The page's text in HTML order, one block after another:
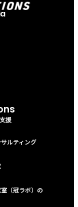
援
ルティング
（冠ラボ）の